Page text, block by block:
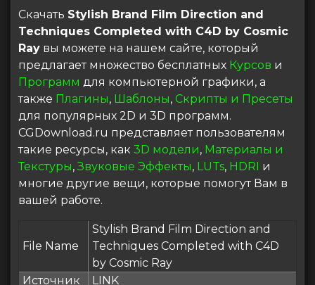
Скачать Stylish Brand Film Direction and
Techniques Completed with C4D by Cosmic
Ray вы можете на нашем сайте, который
предлагает множество бесплатных Курсов и
Программ для компьютерной графики, а
также Плагины, Шаблоны, Скрипты и Пресеты
для популярных 2D и 3D программ.
CGDownload.ru представляет пользователям
такие ресурсы, как 3D модели, Материалы и
Текстуры,Звуковые Эффекты, LUTs, HDRI и
многие другие вещи, которые помогут Вам в
вашей работе.
File Name
Stylish Brand Film Direction and
Techniques Completed with C4D
by Cosmic Ray
Источник
LINK